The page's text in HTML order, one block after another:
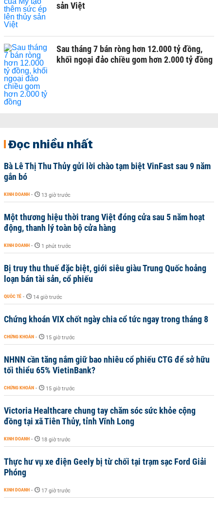
sản Việt
Sau tháng 7 bán ròng hơn 12.000 tỷ đồng,
khối ngoại đảo chiều gom hơn 2.000 tỷ đồng
Đọc nhiều nhất
Bà Lê Thị Thu Thủy gửi lời chào tạm biệt VinFast sau 9 năm
gắn bó
KINH DOANH - 13 giờ trước
Một thương hiệu thời trang Việt đóng cửa sau 5 năm hoạt
động, thanh lý toàn bộ cửa hàng
KINH DOANH - 1 phút trước
Bị truy thu thuế đặc biệt, giới siêu giàu Trung Quốc hoảng
loạn bán tài sản, cổ phiếu
QUỐC TẾ - 14 giờ trước
Chứng khoán VIX chốt ngày chia cổ tức ngay trong tháng 8
CHỨNG KHOÁN - 15 giờ trước
NHNN cần tăng nắm giữ bao nhiêu cổ phiếu CTG để sở hữu
tối thiểu 65% VietinBank?
CHỨNG KHOÁN - 15 giờ trước
Victoria Healthcare chung tay chăm sóc sức khỏe cộng
đồng tại xã Tiên Thủy, tỉnh Vĩnh Long
KINH DOANH - 18 giờ trước
Thực hư vụ xe điện Geely bị từ chối tại trạm sạc Ford Giải
Phóng
KINH DOANH - 17 giờ trước